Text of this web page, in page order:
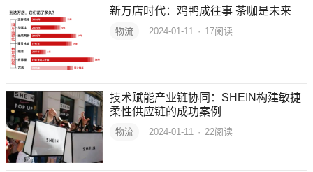
新万店时代：鸡鸭成往事 茶咖是未来
物流 2024-01-11 · 17阅读
技术赋能产业链协同：SHEIN构建敏捷
柔性供应链的成功案例
物流 2024-01-11 · 22阅读